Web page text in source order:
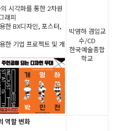
시각화를 통한 2차원
래피
한 BX디자인, 포스터,
한 기업 프로젝트 및 개
박영하 겸임교
수/CD
한국예술종합
학교
역할 변화